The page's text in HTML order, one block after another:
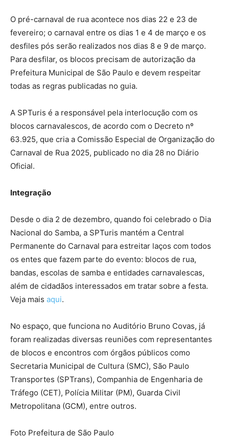
O pré-carnaval de rua acontece nos dias 22 e 23 de
fevereiro; o carnaval entre os dias 1 e 4 de março e os
desfiles pós serão realizados nos dias 8 e 9 de março.
Para desfilar, os blocos precisam de autorização da
Prefeitura Municipal de São Paulo e devem respeitar
todas as regras publicadas no guia.
A SPTuris é a responsável pela interlocução com os
blocos carnavalescos, de acordo com o Decreto nº
63.925, que cria a Comissão Especial de Organização do
Carnaval de Rua 2025, publicado no dia 28 no Diário
Oficial.
Integração
Desde o dia 2 de dezembro, quando foi celebrado o Dia
Nacional do Samba, a SPTuris mantém a Central
Permanente do Carnaval para estreitar laços com todos
os entes que fazem parte do evento: blocos de rua,
bandas, escolas de samba e entidades carnavalescas,
além de cidadãos interessados em tratar sobre a festa.
Veja mais aqui.
No espaço, que funciona no Auditório Bruno Covas, já
foram realizadas diversas reuniões com representantes
de blocos e encontros com órgãos públicos como
Secretaria Municipal de Cultura (SMC), São Paulo
Transportes (SPTrans), Companhia de Engenharia de
Tráfego (CET), Polícia Militar (PM), Guarda Civil
Metropolitana (GCM), entre outros.
Foto Prefeitura de São Paulo